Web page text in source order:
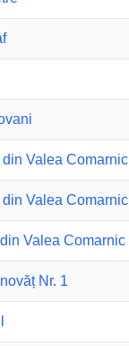
din Valea Comarnic
din Valea Comarnic
Valea Comarnic
Nr. 1